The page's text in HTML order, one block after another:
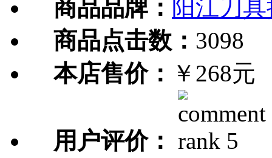
商品品牌： 阳江刀
商品点击数： 3098
本店售价： ￥268元
用户评价：